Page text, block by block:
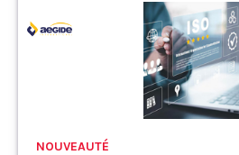
NOUVEAUTÉ